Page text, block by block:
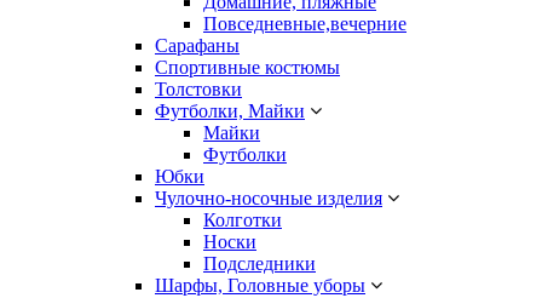
Повседневные,вечерние
Сарафаны
Спортивные костюмы
Толстовки
Футболки, Майки
Майки
Футболки
Юбки
Чулочно-носочные изделия
Колготки
Носки
Подследники
Шарфы, Головные уборы